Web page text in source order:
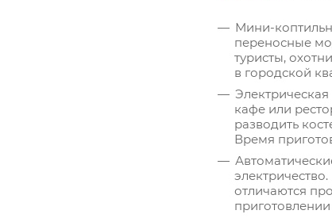
Мини-
переносные
туристы,
в городской
кафе или
разводить
Время
отличаются